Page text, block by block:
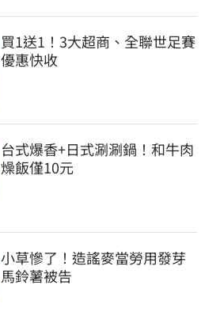
買1送1！3大超商、全聯世足賽
優惠快收
台式爆香+日式涮涮鍋！和牛肉
燥飯僅10元
小草慘了！造謠麥當勞用發芽
馬鈴薯被告